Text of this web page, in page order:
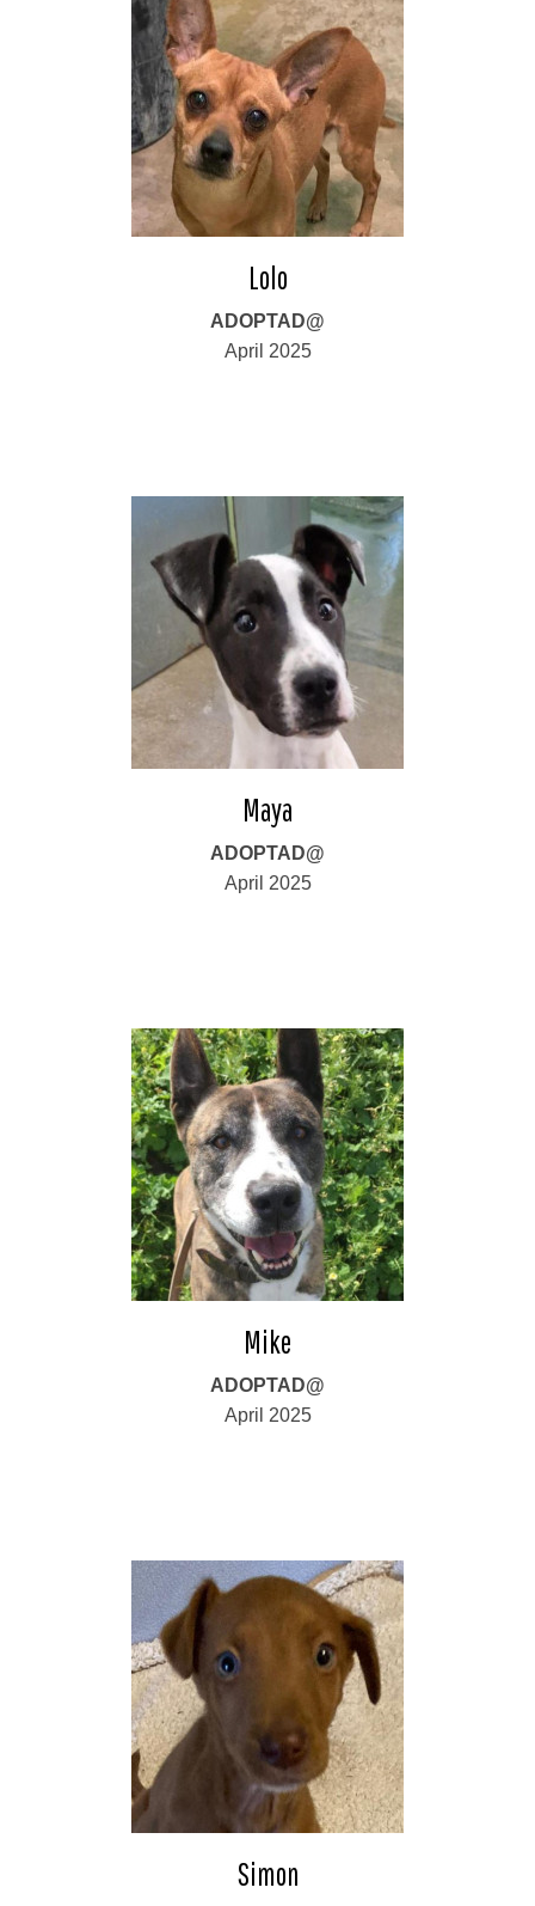
Lolo
ADOPTAD@
April 2025
Maya
ADOPTAD@
April 2025
Mike
ADOPTAD@
April 2025
Simon